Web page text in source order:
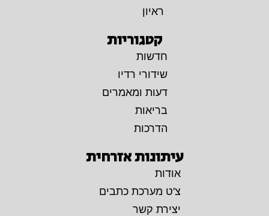
ראיון
קטגוריות
חדשות
שידורי רדיו
דעות ומאמרים
בריאות
הדרכות
עיתונות אזרחית
אודות
צ'ט מערכת כתבים
יצירת קשר